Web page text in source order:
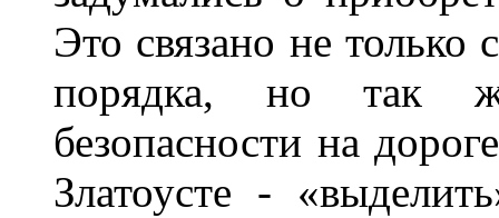
Это связано не только
порядка, но так
безопасности на
Златоусте -